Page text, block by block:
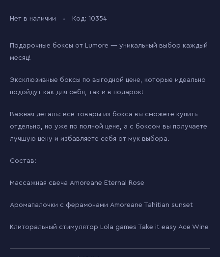
Нет в наличии Код: 10354
Подарочные боксы от Lumore — уникальный выбор каждый
месяц!
Эксклюзивные боксы по выгодной цене, которые идеально
подойдут как для себя, так и в подарок!
Важная деталь: все товары из бокса вы сможете купить
отдельно, но уже по полной цене, а с боксом вы получаете
лучшую цену и избавляете себя от мук выбора.
Состав:
Массажная свеча Amoreane Eternal Rose
Аромапалочки c ферамонами Amoreane Tahitian sunset
Клиторальный стимулятор Lola games Take it easy Ace Wine